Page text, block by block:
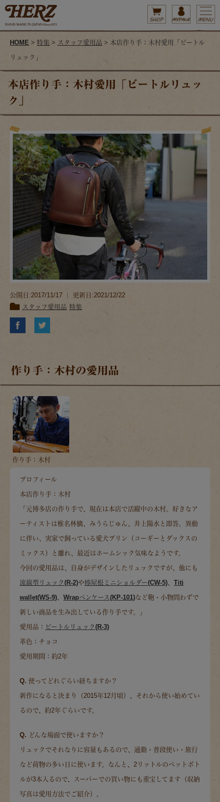
HOME > 特集 > スタッフ愛用品 > 本店作り手：木村愛用「ビートル
リュック」
本店作り手：木村愛用「ビートルリュッ
ク」
公開日:2017/11/17 ｜ 更新日:2021/12/22
スタッフ愛用品 特集
作り手：木村の愛用品
作り手：木村
プロフィール
本店作り手：木村
「元博多店の作り手で、現在は本店で活躍中の木村。好きなア
ーティストは椎名林檎、みうらじゅん、井上陽水と即答。異動
に伴い、実家で飼っている愛犬プリン（コーギーとダックスの
ミックス）と離れ、最近はホームシック気味なようです。
今回の愛用品は、自身がデザインしたリュックですが、他にも
流線型リュック(R-2)や棒屋根ミニショルダー(CW-5)、 Titi
wallet(WS-9)、 Wrapペンケース(KP-101)など鞄・小物問わずで
新しい商品を生み出している作り手です。」
愛用品： ビートルリュック(R-3)
革色：チョコ
愛用期間：約2年
Q. 使ってどれぐらい経ちますか？
新作になると決まり（2015年12月頃）、それから使い始めてい
るので、約2年ぐらいです。
Q. どんな場面で使いますか？
リュックでそれなりに容量もあるので、通勤・普段使い・旅行
など荷物の多い日に使います。なんと、2リットルのペットボト
ルが3本入るので、スーパーでの買い物にも重宝してます（収納
写真は愛用方法でご紹介）。